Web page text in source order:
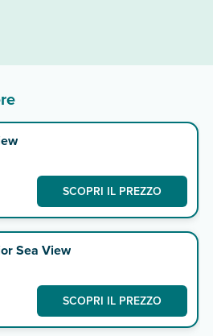
SCOPRI IL PREZZO
Sea View
SCOPRI IL PREZZO